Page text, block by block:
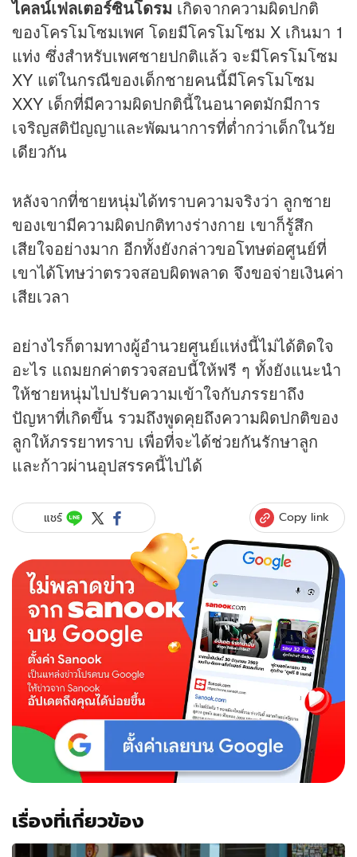
ไคลน์เฟลเตอร์ซินโดรม เกิดจากความผิดปกติ
ของโครโมโซมเพศ โดยมีโครโมโซม X เกินมา 1
แท่ง ซึ่งสำหรับเพศชายปกติแล้ว จะมีโครโมโซม
XY แต่ในกรณีของเด็กชายคนนี้มีโครโมโซม
XXY เด็กที่มีความผิดปกตินี้ในอนาคตมักมีการ
เจริญสติปัญญาและพัฒนาการที่ต่ำกว่าเด็กในวัย
เดียวกัน
หลังจากที่ชายหนุ่มได้ทราบความจริงว่า ลูกชาย
ของเขามีความผิดปกติทางร่างกาย เขาก็รู้สึก
เสียใจอย่างมาก อีกทั้งยังกล่าวขอโทษต่อศูนย์ที่
เขาได้โทษว่าตรวจสอบผิดพลาด จึงขอจ่ายเงินค่า
เสียเวลา
อย่างไรก็ตามทางผู้อำนวยศูนย์แห่งนี้ไม่ได้ติดใจ
อะไร แถมยกค่าตรวจสอบนี้ให้ฟรี ๆ ทั้งยังแนะนำ
ให้ชายหนุ่มไปปรับความเข้าใจกับภรรยาถึง
ปัญหาที่เกิดขึ้น รวมถึงพูดคุยถึงความผิดปกติของ
ลูกให้ภรรยาทราบ เพื่อที่จะได้ช่วยกันรักษาลูก
และก้าวผ่านอุปสรรคนี้ไปได้
แชร์ Copy link
เรื่องที่เกี่ยวข้อง